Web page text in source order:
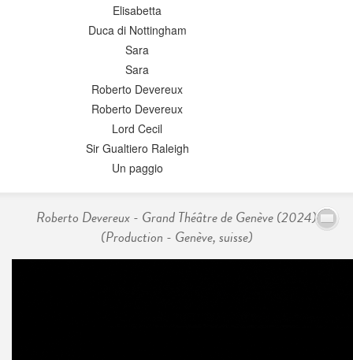
Elisabetta
Duca di Nottingham
Sara
Sara
Roberto Devereux
Roberto Devereux
Lord Cecil
Sir Gualtiero Raleigh
Un paggio
Roberto Devereux - Grand Théâtre de Genève (2024)
(Production - Genève, suisse)